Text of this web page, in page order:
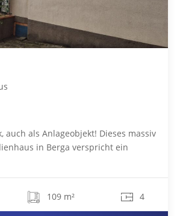
auch als Anlageobjekt! Dieses massiv
in Berga verspricht ein
109 m² 4